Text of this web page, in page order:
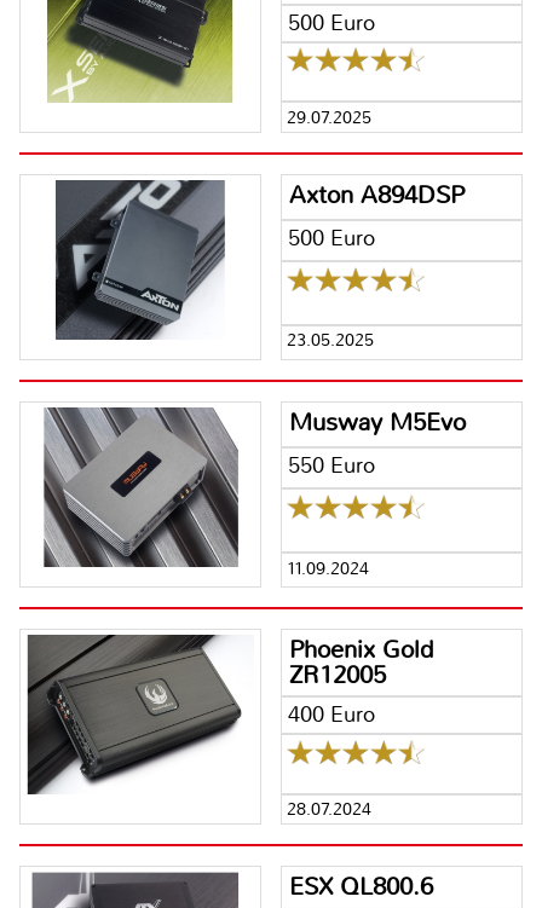
500 Euro
29.07.2025
Axton A894DSP
500 Euro
23.05.2025
Musway M5Evo
550 Euro
11.09.2024
Phoenix Gold
ZR12005
400 Euro
28.07.2024
ESX QL800.6